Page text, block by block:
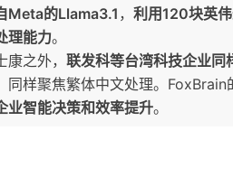
Meta的Llama3.1 ， 利用120块英
理能力。
康之外， 联发科等台湾科技企业同
同样聚焦繁体中文处理。FoxBrain
业智能决策和效率提升。